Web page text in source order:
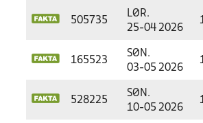
505735
LØR.
25-04 2026
165523
SØN.
03-05 2026
528225
SØN.
10-05 2026